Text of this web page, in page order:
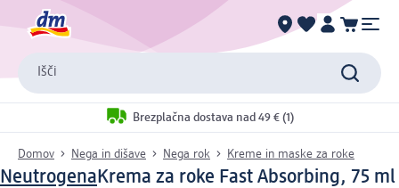
Išči
Brezplačna dostava nad 49 € (1)
Domov Nega in dišave Nega rok Kreme in maske za roke
Neutrogena Krema za roke Fast Absorbing, 75 ml